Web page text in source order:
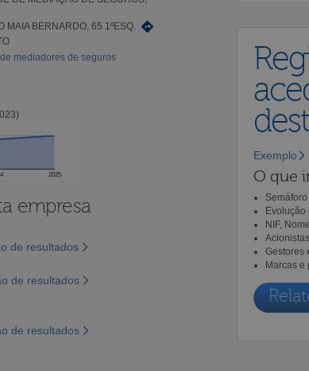
MAIA BERNARDO, 65 1ºESQ.
mediadores de seguros
2025
empresa
de resultados
de resultados
de resultados
Exemplo
O que
Evolução
NIF,
Gestores
Marcas e